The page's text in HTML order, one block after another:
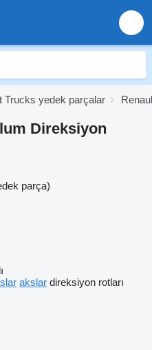
Trucks yedek parçalar
Direksiyon
parça)
akslar direksiyon rotları